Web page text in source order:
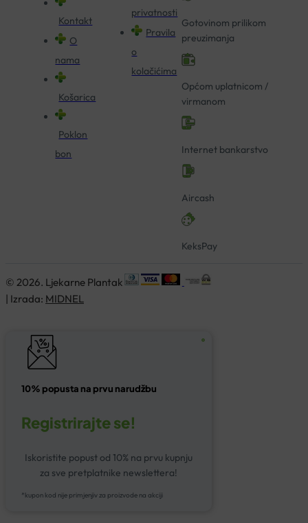
Kontakt
O
nama
Košarica
Poklon
bon
privatnosti
Pravila
o
kolačićima
Gotovinom prilikom
preuzimanja
Općom uplatnicom /
virmanom
Internet bankarstvo
Aircash
KeksPay
© 2026. Ljekarne Plantak
| Izrada: MIDNEL
10% popusta na prvu narudžbu
Registrirajte se!
Iskoristite popust od 10% na prvu kupnju
za sve pretplatnike newslettera!
*kupon kod nije primjenjiv za proizvode na akciji